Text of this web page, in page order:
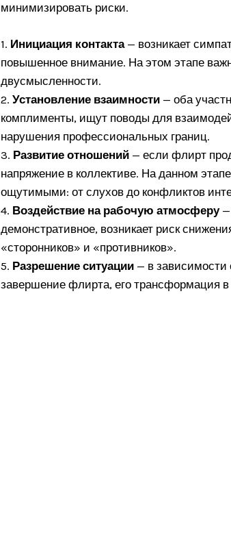
минимизировать риски.
1. Инициация контакта— возникает
повышенное внимание. На этом этапе
двусмысленности.
2. Установление взаимности — оба
комплименты, ищут поводы для
нарушения профессиональных границ.
3. Развитие отношений — если флирт
напряжение в коллективе. На данном
ощутимыми: от слухов до конфликтов
4. Воздействие на рабочую атмосферу—
демонстративное, возникает риск
«сторонников» и «противников».
5. Разрешение ситуации — в зависимости
завершение флирта, его трансформация